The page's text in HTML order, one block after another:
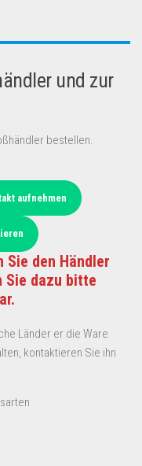
und zur
bestellen.
aufnehmen
Sie den Händler
Sie dazu bitte
Länder er die Ware
kontaktieren Sie ihn